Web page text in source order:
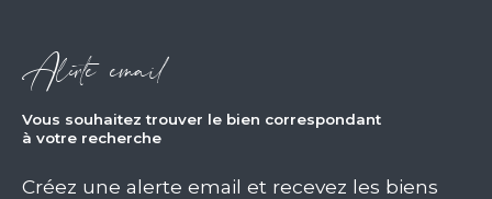
Alerte email
vous souhaitez trouver le bien correspondant
à votre recherche
Créez une alerte email et recevez les biens